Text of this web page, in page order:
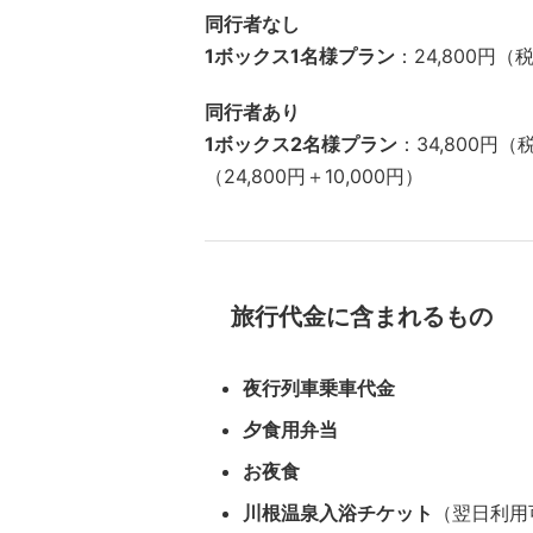
同行者なし
1ボックス1名様プラン ：24,800円（税
同行者あり
1ボックス2名様プラン ：34,800円（税
（24,800円＋10,000円）
旅行代金に含まれるもの
夜行列車乗車代金
夕食用弁当
お夜食
川根温泉入浴チケット
（翌日利用